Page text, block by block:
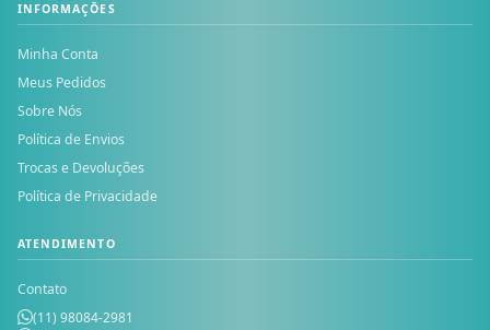
INFORMAÇÕES
Minha Conta
Meus Pedidos
Sobre Nós
Política de Envios
Trocas e Devoluções
Política de Privacidade
ATENDIMENTO
Contato
(11) 98084-2981